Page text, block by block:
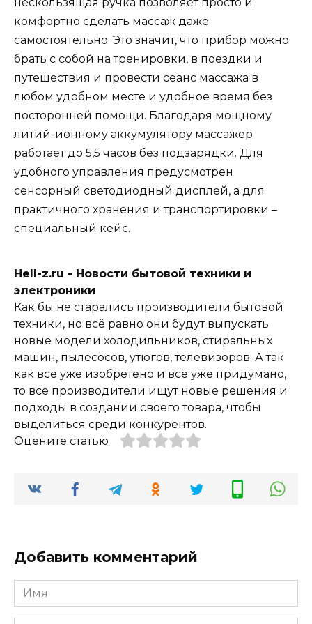
комфортно сделать массаж даже
самостоятельно. Это значит, что прибор можно
брать с собой на тренировки, в поездки и
путешествия и провести сеанс массажа в
любом удобном месте и удобное время без
посторонней помощи. Благодаря мощному
литий-ионному аккумулятору массажер
работает до 5,5 часов без подзарядки. Для
удобного управления предусмотрен
сенсорный светодиодный дисплей, а для
практичного хранения и транспортировки –
специальный кейс.
Hell-z.ru - Новости бытовой техники и
электроники
Как бы не старались производители бытовой
техники, но всё равно они будут выпускать
новые модели холодильников, стиральных
машин, пылесосов, утюгов, телевизоров. А так
как всё уже изобретено и все уже придумано,
то все производители ищут новые решения и
подходы в создании своего товара, чтобы
выделиться среди конкурентов.
Оцените статью
Добавить комментарий
Имя
*